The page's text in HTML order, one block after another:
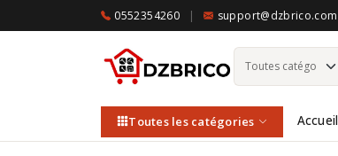
0552354260 | support@dzbrico.com
Toutes les catégories Accueil